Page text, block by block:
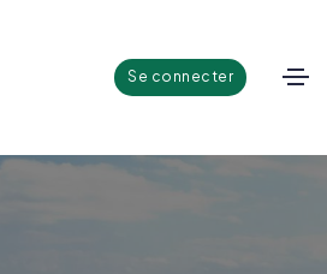
Se connecter